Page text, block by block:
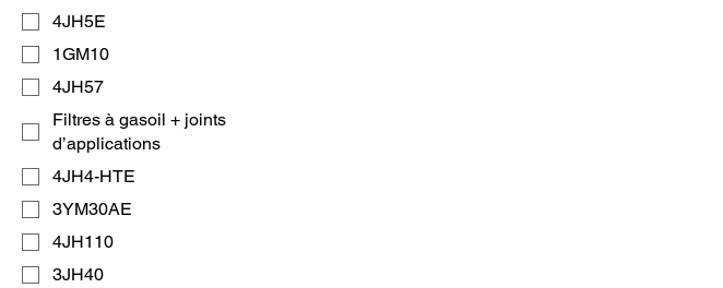
4JH5E
1GM10
4JH57
Filtres à gasoil + joints
d’applications
4JH4-HTE
3YM30AE
4JH110
3JH40